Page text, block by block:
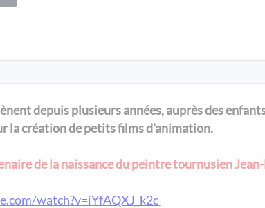
depuis plusieurs années, auprès des
la création de petits films d'animation.
de la naissance du peintre tournusien
watch?v=iYfAQXJ_k2c